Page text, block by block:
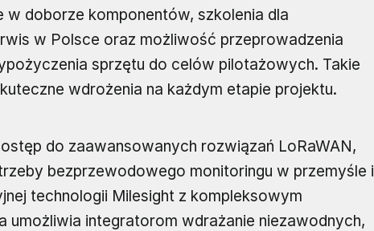
doborze komponentów, szkolenia dla
w Polsce oraz możliwość przeprowadzenia
sprzętu do celów pilotażowych. Takie
wdrożenia na każdym etapie projektu.
do zaawansowanych rozwiązań LoRaWAN,
bezprzewodowego monitoringu w przemyśle i
technologii Milesight z kompleksowym
umożliwia integratorom wdrażanie niezawodnych,